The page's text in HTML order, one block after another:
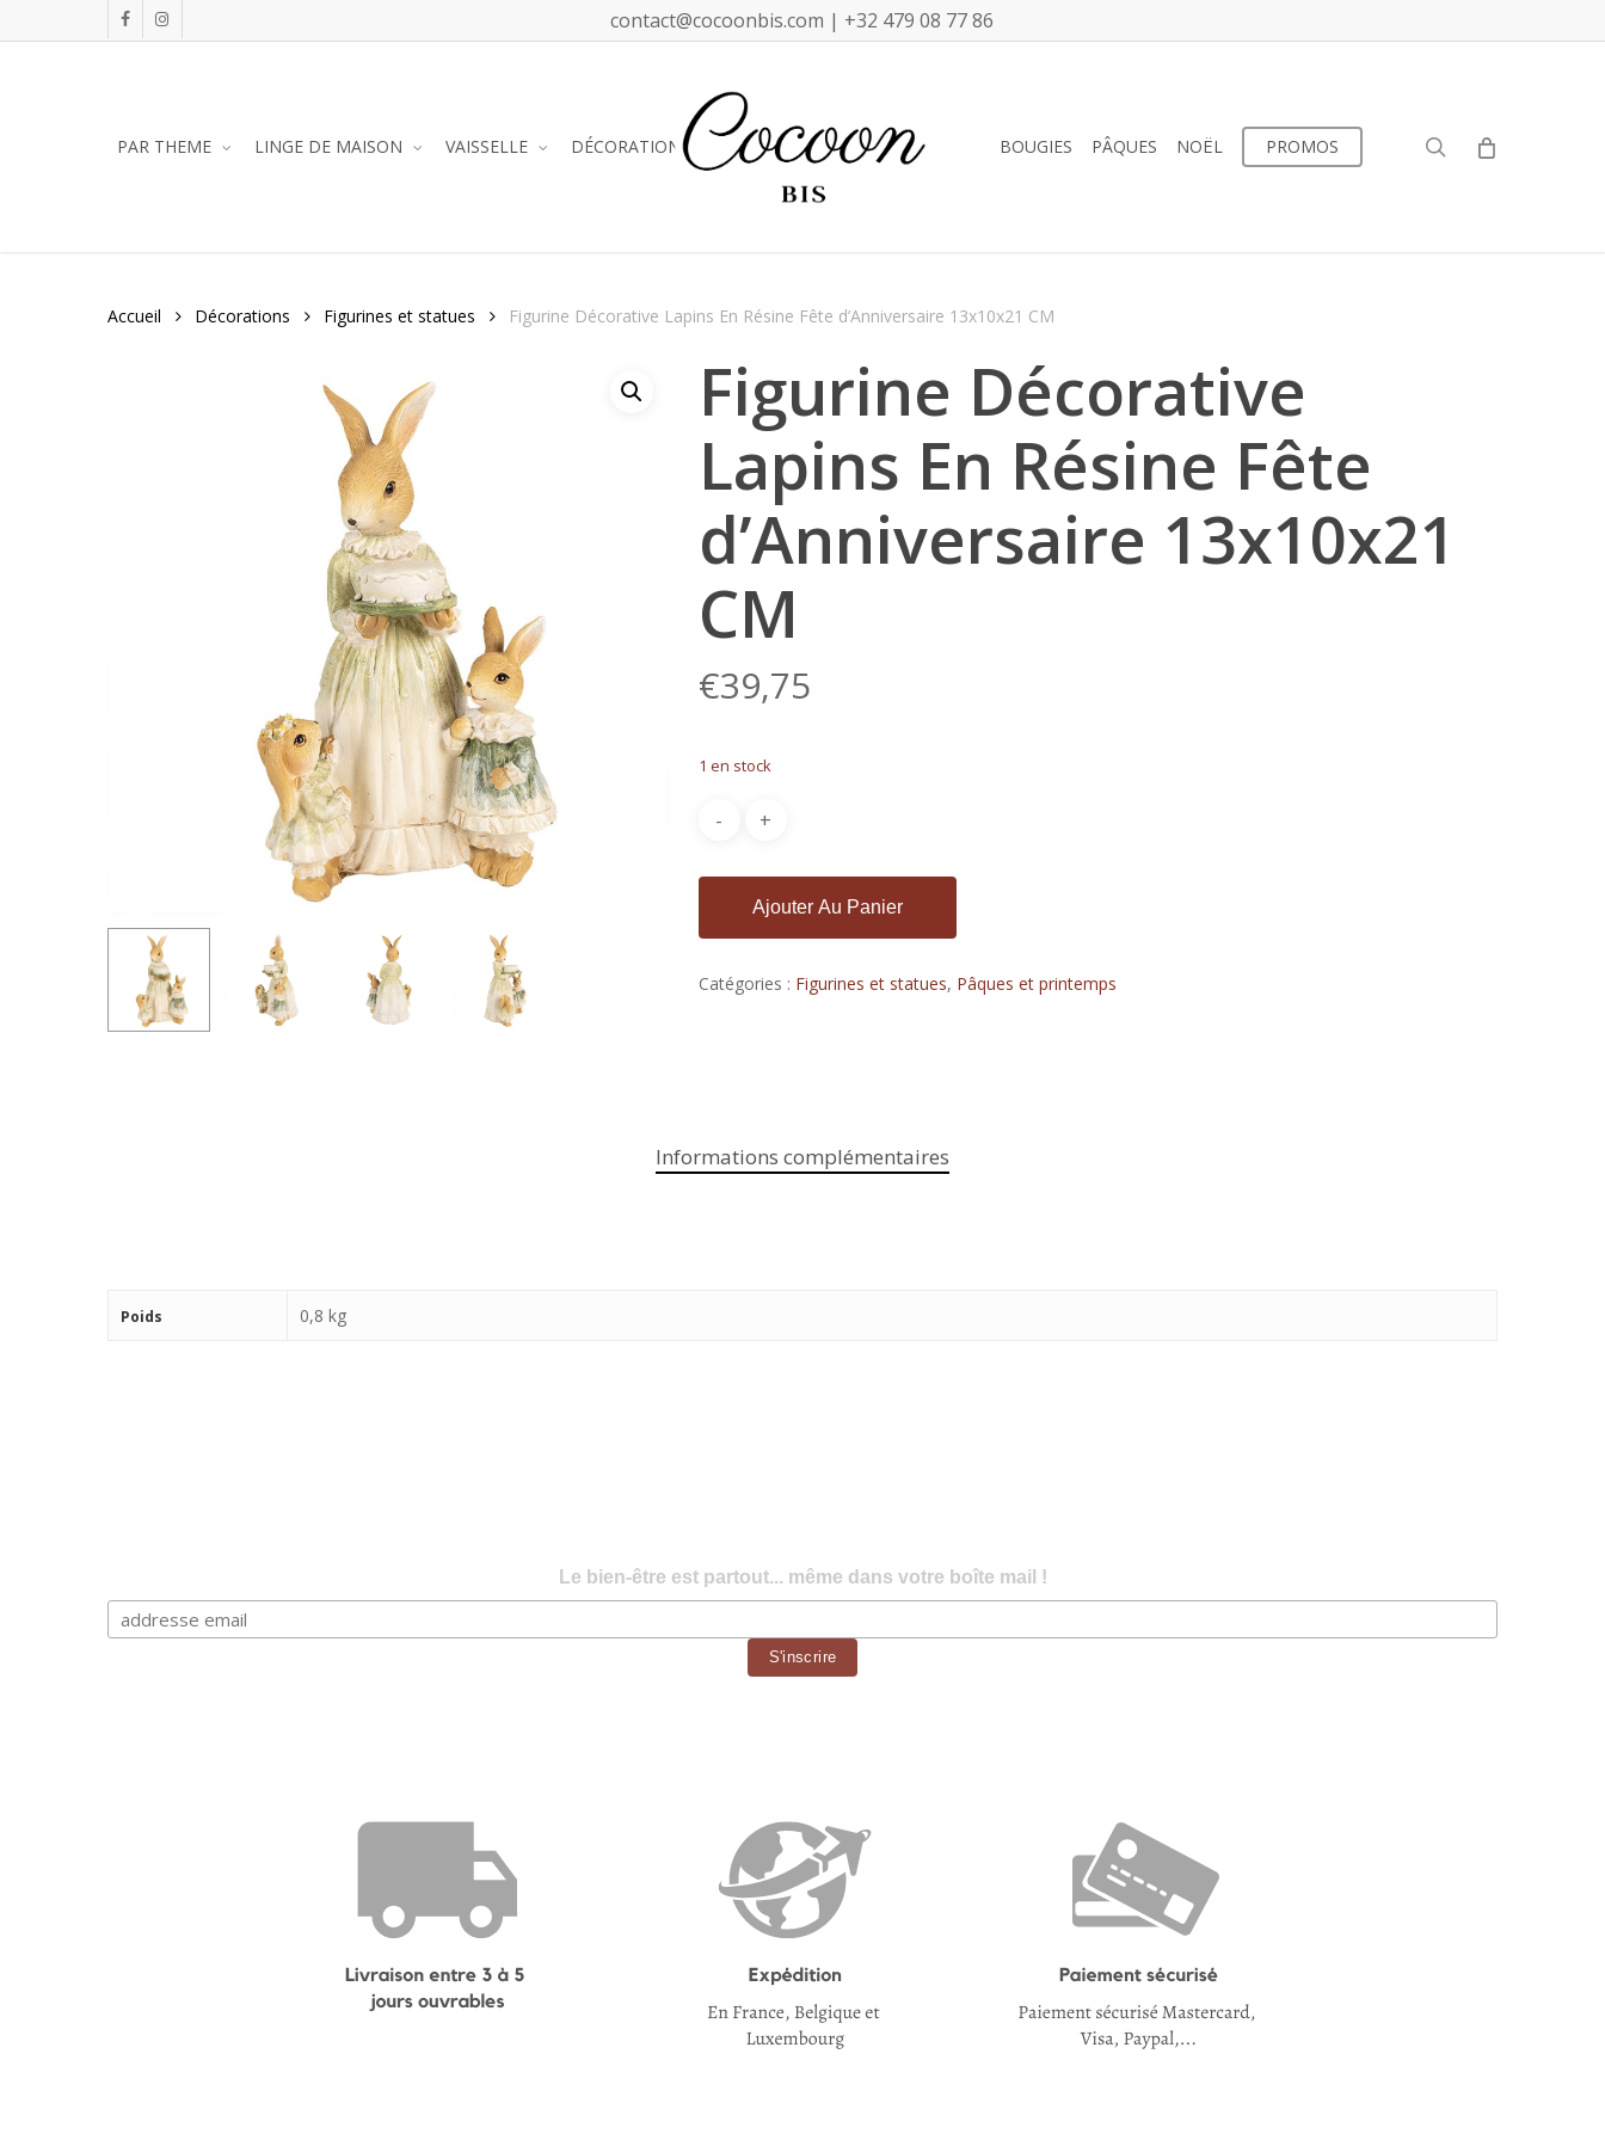
to
facebookinstagram contact@cocoonbis.com | +32 479 08 77 86
PAR THEME LINGE DE MAISON VAISSELLE DÉCORATION BOUGIES PÂQUES NOËL PROMOS search
Accueil Décorations Figurines et statues Figurine Décorative Lapins En Résine Fête d’Anniversaire 13x10x21 CM
Figurine Décorative
Lapins En Résine Fête
d’Anniversaire 13x10x21
CM
€39,75
1 en stock
Ajouter Au Panier
Catégories : Figurines et statues, Pâques et printemps
Informations complémentaires
Poids 0,8 kg
Le bien-être est partout... même dans votre boîte mail !